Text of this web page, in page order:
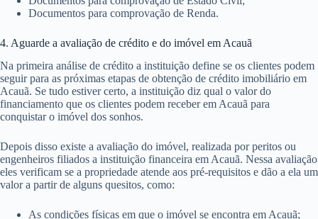
Documentos para comprovação de Renda.
4. Aguarde a avaliação de crédito e do imóvel em Acauã
Na primeira análise de crédito a instituição define se os clientes podem
seguir para as próximas etapas de obtenção de crédito imobiliário em
Acauã. Se tudo estiver certo, a instituição diz qual o valor do
financiamento que os clientes podem receber em Acauã para
conquistar o imóvel dos sonhos.
Depois disso existe a avaliação do imóvel, realizada por peritos ou
engenheiros filiados a instituição financeira em Acauã. Nessa avaliação
eles verificam se a propriedade atende aos pré-requisitos e dão a ela um
valor a partir de alguns quesitos, como:
As condições físicas em que o imóvel se encontra em Acauã;